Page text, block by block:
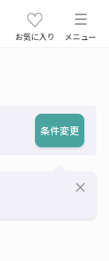
お気に入り メニュー
条件変更
close